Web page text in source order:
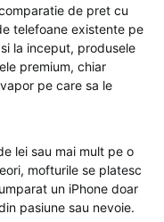
de pret cu
telefoane existente pe
la inceput, produsele
premium, chiar
pe care sa le
lei sau mai mult pe o
mofturile se platesc
un iPhone doar
pasiune sau nevoie.